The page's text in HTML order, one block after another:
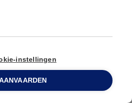
VENTILATIEGATEN EN
0800 96 900
instellingen